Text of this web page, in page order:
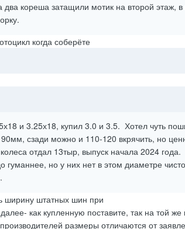
кореша затащили мотик на второй этаж,
когда соберёте
и 3.25х18, купил 3.0 и 3.5. Хотел чуть
сзади можно и 110-120 вкрячить, но
отдал 13тыр, выпуск начала 2024 года.
но у них нет в этом диаметре чисто
ширину штатных шин при
как купленную поставите, так на той же
размеры отличаются от